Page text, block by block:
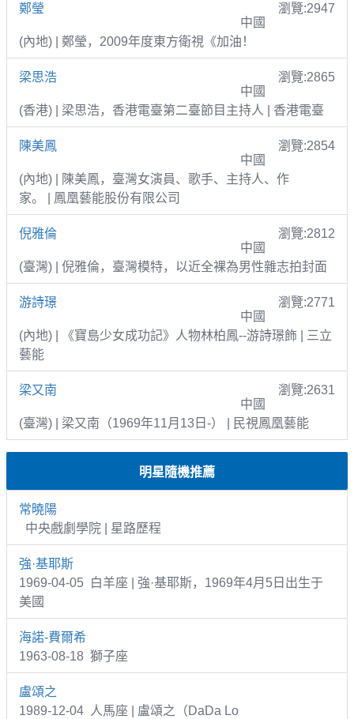
鄭瑩
瀏覽:2947
中國
(內地) | 鄭瑩，2009年度東方衛視《加油！
梁思浩
瀏覽:2865
中國
(香港) | 梁思浩，香港電臺第二臺節目主持人 | 香港電臺
陳美鳳
瀏覽:2854
中國
(內地) | 陳美鳳，臺灣女演員、歌手、主持人、作
家。 | 鳳凰藝能股份有限公司
倪雅倫
瀏覽:2812
中國
(臺灣) | 倪雅倫，臺灣模特，以近全裸為男性雜志拍封面
游詩璟
瀏覽:2771
中國
(內地) | 《寶島少女成功記》人物林柏鳳--游詩璟飾 | 三立
藝能
梁又南
瀏覽:2631
中國
(臺灣) | 梁又南（1969年11月13日-） | 民視鳳凰藝能
明星隨機推薦
常曉陽
中央戲劇學院 | 星路歷程
強·基耶斯
1969-04-05 白羊座 | 強·基耶斯，1969年4月5日出生于
美國
海諾-費爾希
1963-08-18 獅子座
盧頌之
1989-12-04 人馬座 | 盧頌之（DaDa Lo